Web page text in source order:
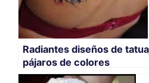
Radiantes diseños de
pájaros de colores